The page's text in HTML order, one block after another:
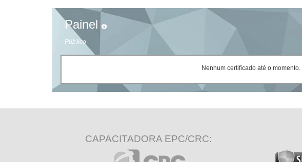
Painel
Público
Nenhum certificado até o momento.
CAPACITADORA EPC/CRC: